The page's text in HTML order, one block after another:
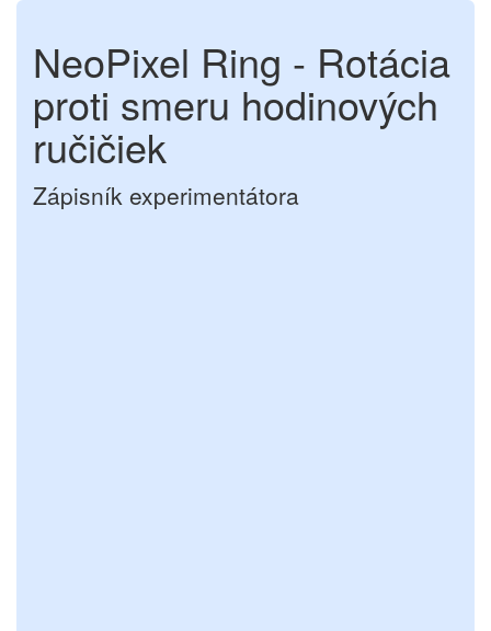
NeoPixel Ring - Rotácia
proti smeru hodinových
ručičiek
Zápisník experimentátora